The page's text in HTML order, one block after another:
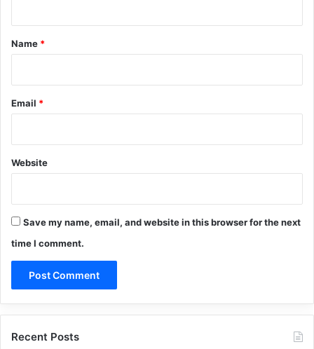
*
Name *
Email *
Website
Save my name, email, and website in this browser for the next
time I comment.
Recent Posts